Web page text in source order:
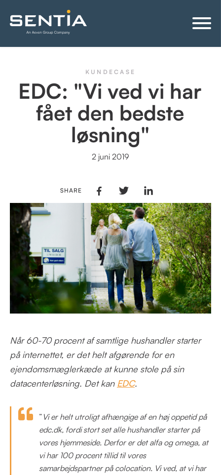
KUNDECASE
EDC: "Vi ved vi har
fået den bedste
løsning"
2 juni 2019
SHARE
Når 60-70 procent af samtlige hushandler starter
på internettet, er det helt afgørende for en
ejendomsmæglerkæde at kunne stole på sin
datacenterløsning. Det kan EDC.
” Vi er helt utroligt afhængige af en høj oppetid på
edc.dk, fordi stort set alle hushandler starter på
vores hjemmeside. Derfor er det alfa og omega, at
vi har 100 procent tillid til vores
samarbejdspartner på colocation. Vi ved, at vi har